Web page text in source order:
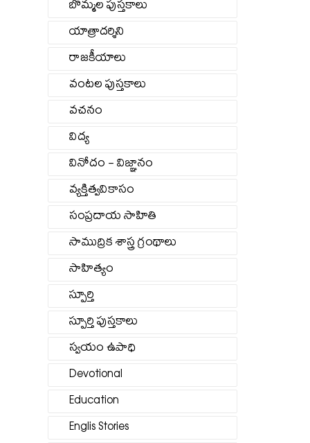
బొమ్మల పుస్తకాలు
యాత్రాదర్శిని
రాజకీయాలు
వంటల పుస్తకాలు
వచనం
విద్య
వినోదం - విజ్ఞానం
వ్యక్తిత్వవికాసం
సంప్రదాయ సాహితి
సాముద్రిక శాస్త్ర గ్రంథాలు
సాహిత్యం
స్పూర్తి
స్పూర్తి పుస్తకాలు
స్వయం ఉపాధి
Devotional
Education
Englis Stories